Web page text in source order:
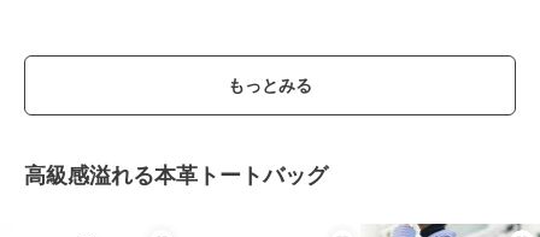
もっとみる
高級感溢れる本革トートバッグ